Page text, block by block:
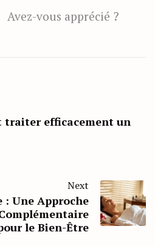
Avez-vous apprécié ?
traiter efficacement un
Next
: Une Approche
le Bien-Être